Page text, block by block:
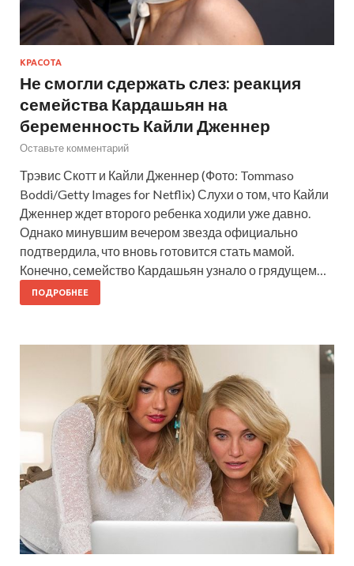
КРАСОТА
Не смогли сдержать слез: реакция
семейства Кардашьян на
беременность Кайли Дженнер
Оставьте комментарий
Трэвис Скотт и Кайли Дженнер (Фото: Tommaso
Boddi/Getty Images for Netflix) Слухи о том, что Кайли
Дженнер ждет второго ребенка ходили уже давно.
Однако минувшим вечером звезда официально
подтвердила, что вновь готовится стать мамой.
Конечно, семейство Кардашьян узнало о грядущем…
ПОДРОБНЕЕ